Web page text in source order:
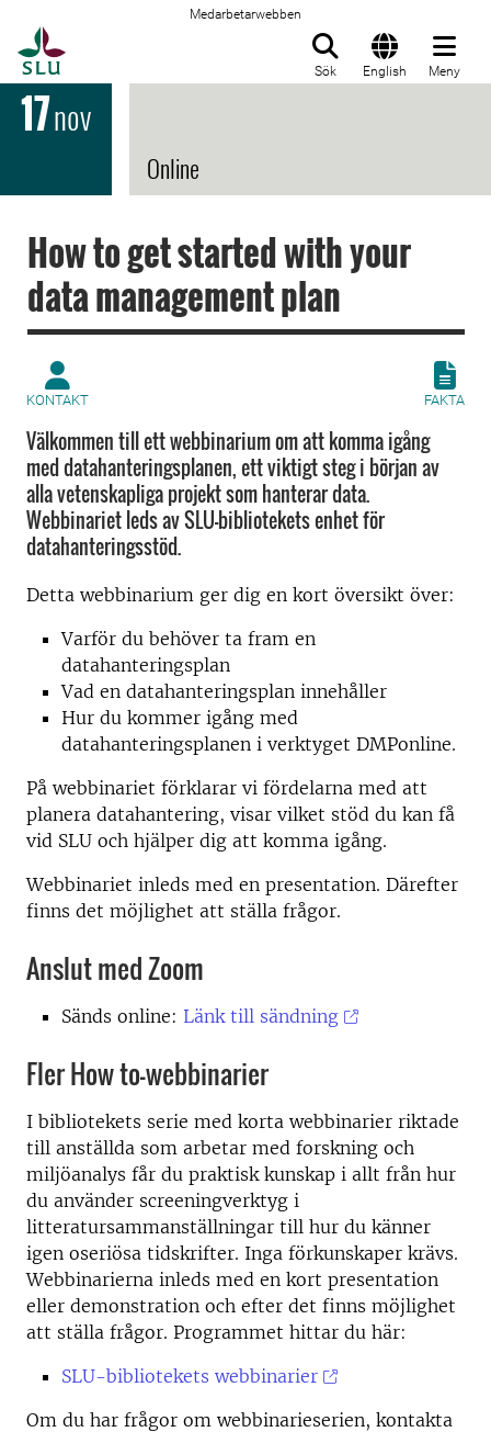
Medarbetarwebben
Sök English Meny
17nov
Online
How to get started with your
data management plan
KONTAKT FAKTA
Välkommen till ett webbinarium om att komma igång
med datahanteringsplanen, ett viktigt steg i början av
alla vetenskapliga projekt som hanterar data.
Webbinariet leds av SLU-bibliotekets enhet för
datahanteringsstöd.
Detta webbinarium ger dig en kort översikt över:
Varför du behöver ta fram en
datahanteringsplan
Vad en datahanteringsplan innehåller
Hur du kommer igång med
datahanteringsplanen i verktyget DMPonline.
På webbinariet förklarar vi fördelarna med att
planera datahantering, visar vilket stöd du kan få
vid SLU och hjälper dig att komma igång.
Webbinariet inleds med en presentation. Därefter
finns det möjlighet att ställa frågor.
Anslut med Zoom
Sänds online: Länk till sändning
Fler How to-webbinarier
I bibliotekets serie med korta webbinarier riktade
till anställda som arbetar med forskning och
miljöanalys får du praktisk kunskap i allt från hur
du använder screeningverktyg i
litteratursammanställningar till hur du känner
igen oseriösa tidskrifter. Inga förkunskaper krävs.
Webbinarierna inleds med en kort presentation
eller demonstration och efter det finns möjlighet
att ställa frågor. Programmet hittar du här:
SLU-bibliotekets webbinarier
Om du har frågor om webbinarieserien, kontakta